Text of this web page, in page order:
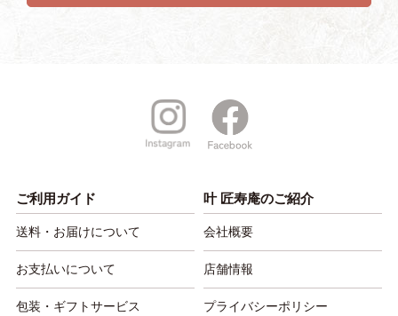
ご利用ガイド
送料・お届けについて
お支払いについて
包装・ギフトサービス
叶 匠寿庵のご紹介
会社概要
店舗情報
プライバシーポリシー